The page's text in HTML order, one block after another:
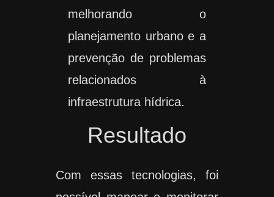
melhorando o
planejamento urbano e a
prevenção de problemas
relacionados à
infraestrutura hídrica.
Resultado
Com essas tecnologias, foi